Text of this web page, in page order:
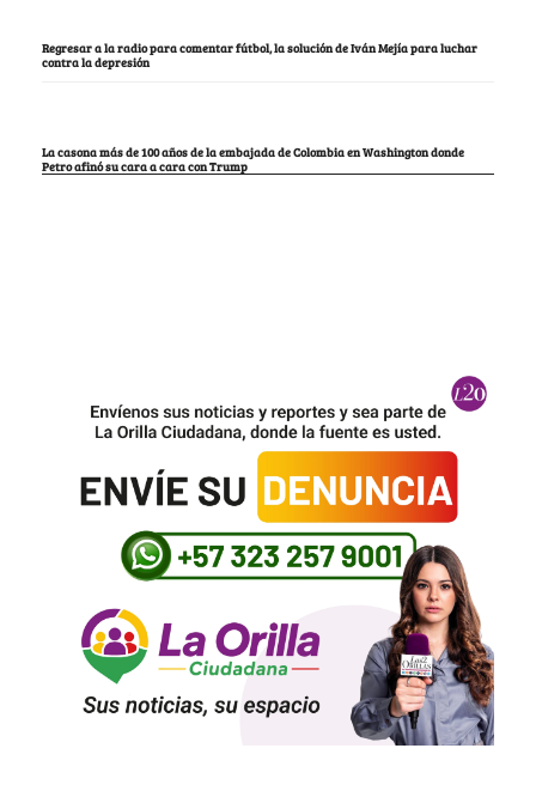
Regresar a la radio para comentar fútbol, la solución de Iván Mejía para luchar
contra la depresión
La casona más de 100 años de la embajada de Colombia en Washington donde
Petro afinó su cara a cara con Trump